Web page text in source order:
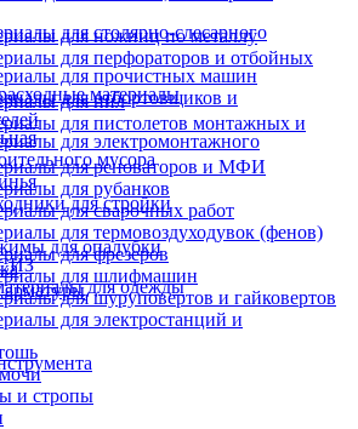
для ножниц по металлу
для перфораторов и отбойных
для пил
для пистолетов монтажных и
для реноваторов и МФИ
для рубанков
для сварочных работ
для термовоздуходувок (фенов)
для фрезеров
для шлифмашин
для шуруповертов и гайковертов
для электростанций и
для столярно-слесарного
для прочистных машин
для отбортовщиков и
для электромонтажного
материалы
мусора
для стройки
для опалубки
для одежды
и стропы